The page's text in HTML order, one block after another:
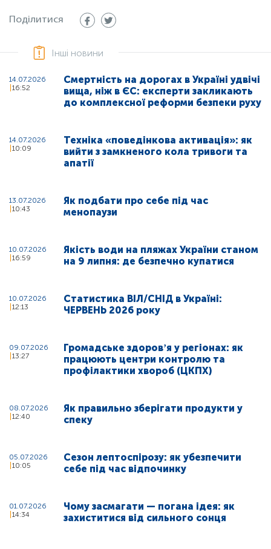
Поділитися
Інші новини
14.07.2026
16:52
Смертність на дорогах в Україні удвічі
вища, ніж в ЄС: експерти закликають
до комплексної реформи безпеки руху
14.07.2026
10:09
Техніка «поведінкова активація»: як
вийти з замкненого кола тривоги та
апатії
13.07.2026
10:43
Як подбати про себе під час
менопаузи
10.07.2026
16:59
Якість води на пляжах України станом
на 9 липня: де безпечно купатися
10.07.2026
12:13
Статистика ВІЛ/СНІД в Україні:
ЧЕРВЕНЬ 2026 року
09.07.2026
13:27
Громадське здоровʼя у регіонах: як
працюють центри контролю та
профілактики хвороб (ЦКПХ)
08.07.2026
12:40
Як правильно зберігати продукти у
спеку
05.07.2026
10:05
Сезон лептоспірозу: як убезпечити
себе під час відпочинку
01.07.2026
14:34
Чому засмагати — погана ідея: як
захиститися від сильного сонця